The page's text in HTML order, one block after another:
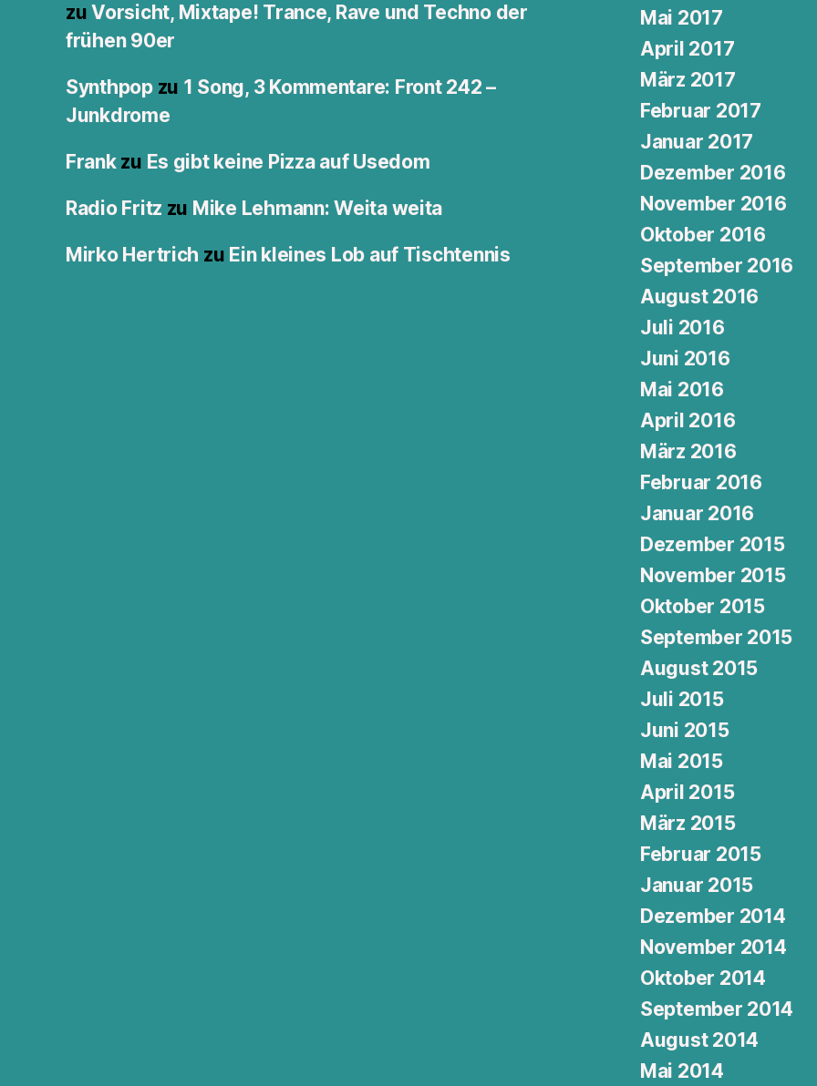
zuVorsicht, Mixtape! Trance, Rave und Techno der
frühen 90er
Synthpopzu 1 Song, 3 Kommentare: Front 242 –
Junkdrome
Frankzu Es gibt keine Pizza auf Usedom
Radio Fritz zu Mike Lehmann: Weita weita
Mirko Hertrich zu Ein kleines Lob auf Tischtennis
Mai 2017
April 2017
März 2017
Februar 2017
Januar 2017
Dezember 2016
November 2016
Oktober 2016
September 2016
August 2016
Juli 2016
Juni 2016
Mai 2016
April 2016
März 2016
Februar 2016
Januar 2016
Dezember 2015
November 2015
Oktober 2015
September 2015
August 2015
Juli 2015
Juni 2015
Mai 2015
April 2015
März 2015
Februar 2015
Januar 2015
Dezember 2014
November 2014
Oktober 2014
September 2014
August 2014
Mai 2014